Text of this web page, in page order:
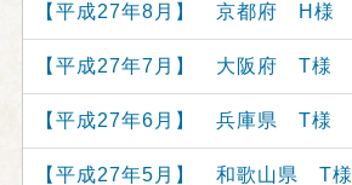
【平成27年8月】 京都府 H様
【平成27年7月】 大阪府 T様
【平成27年6月】 兵庫県 T様
【平成27年5月】 和歌山県 T様